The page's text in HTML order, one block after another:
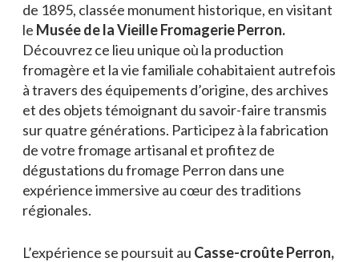
de 1895, classée monument historique, en visitant
le Musée de la Vieille Fromagerie Perron.
Découvrez ce lieu unique où la production
fromagère et la vie familiale cohabitaient autrefois
à travers des équipements d’origine, des archives
et des objets témoignant du savoir-faire transmis
sur quatre générations. Participez à la fabrication
de votre fromage artisanal et profitez de
dégustations du fromage Perron dans une
expérience immersive au cœur des traditions
régionales.
L’expérience se poursuit au Casse-croûte Perron,